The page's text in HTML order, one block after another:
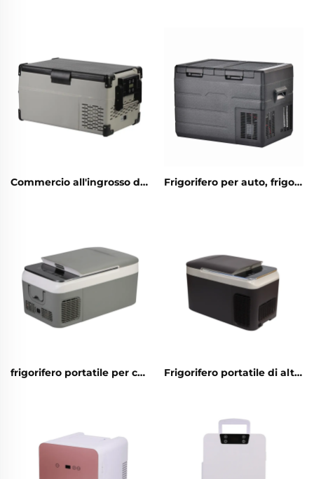
Commercio all'ingrosso di alta qualità 12 Volt Mini Frigorifero Propano Campeggio Frigorifero Portatile 12 Volt 25L Frigorifero Congelatore Portatile Frigorifero per auto, frigorifero congelatore, frigorifero portatile, frigorifero portatile da 35 litri, per campeggio all'aperto, roulotte, picnic, auto e casa, doppio uso
frigorifero portatile per compressore per automobili da 12 volt, frigorifero da campeggio, mini frigorifero elettrico per auto Frigorifero portatile di alta qualità personalizzato, frigorifero portatile con compressore, auto 12 V, frigorifero per auto, frigorifero per camper, frigorifero per campeggio, frigorifero per auto, frigorifero per camper